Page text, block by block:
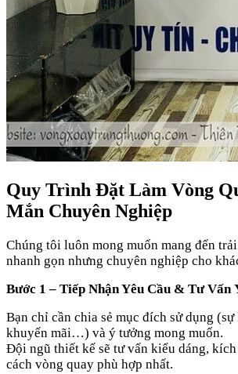
Quy Trình Đặt Làm Vòng
Mắn Chuyên Nghiệp
Chúng tôi luôn mong muốn mang đến
nhanh gọn nhưng chuyên nghiệp cho
Bước 1 – Tiếp Nhận Yêu Cầu & Tư Vấn
Bạn chỉ cần chia sẻ mục đích sử dụng
khuyến mãi…) và ý tưởng mong muốn.
Đội ngũ thiết kế sẽ tư vấn kiểu dáng,
cách vòng quay phù hợp nhất.